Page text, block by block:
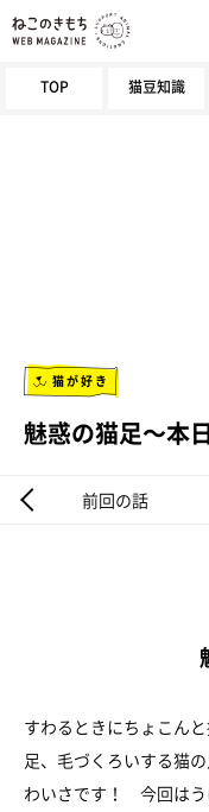
TOP 猫豆知識
猫が好き
魅惑の猫足～本
前回の話
すわるときにちょこん
足、毛づくろいする猫
わいさです！ 今回はう